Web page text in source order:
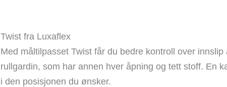
Twist fra Luxaflex
Med måltilpasset Twist får du bedre kontroll over innslip
rullgardin, som har annen hver åpning og tett stoff. En
i den posisjonen du ønsker.